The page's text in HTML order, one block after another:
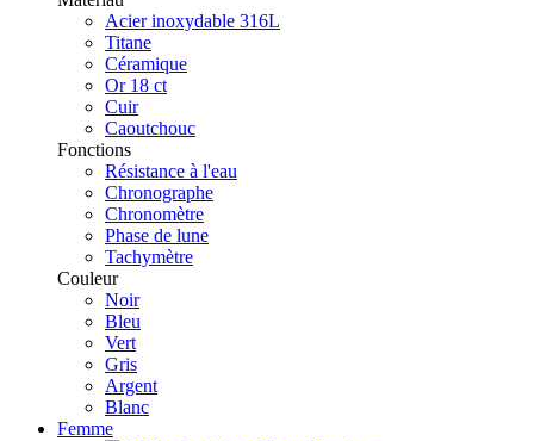
Acier inoxydable 316L
Titane
Céramique
Or 18 ct
Cuir
Caoutchouc
Fonctions
Résistance à l'eau
Chronographe
Chronomètre
Phase de lune
Tachymètre
Couleur
Noir
Bleu
Vert
Gris
Argent
Blanc
Femme